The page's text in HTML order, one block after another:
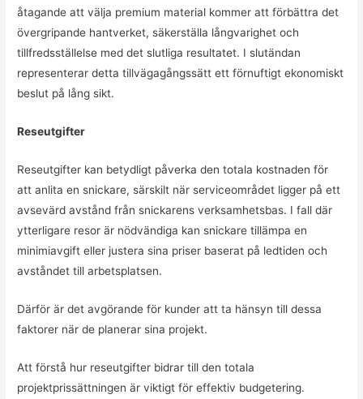
åtagande att välja premium material kommer att förbättra det
övergripande hantverket, säkerställa långvarighet och
tillfredsställelse med det slutliga resultatet. I slutändan
representerar detta tillvägagångssätt ett förnuftigt ekonomiskt
beslut på lång sikt.
Reseutgifter
Reseutgifter kan betydligt påverka den totala kostnaden för
att anlita en snickare, särskilt när serviceområdet ligger på ett
avsevärd avstånd från snickarens verksamhetsbas. I fall där
ytterligare resor är nödvändiga kan snickare tillämpa en
minimiavgift eller justera sina priser baserat på ledtiden och
avståndet till arbetsplatsen.
Därför är det avgörande för kunder att ta hänsyn till dessa
faktorer när de planerar sina projekt.
Att förstå hur reseutgifter bidrar till den totala
projektprissättningen är viktigt för effektiv budgetering.